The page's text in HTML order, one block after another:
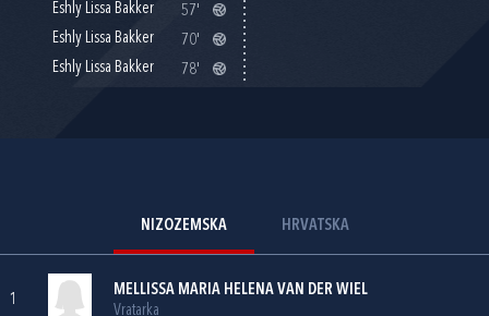
Eshly Lissa Bakker
57'
Eshly Lissa Bakker
70'
Eshly Lissa Bakker
78'
NIZOZEMSKA HRVATSKA
1
MELLISSA MARIA HELENA VAN DER WIEL
Vratarka